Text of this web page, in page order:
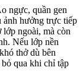
ngực, quần gen
ảnh hưởng trực tiếp
ngoài, mà còn
Nếu lớp nền
thở dù bên
qua khi chỉ tập